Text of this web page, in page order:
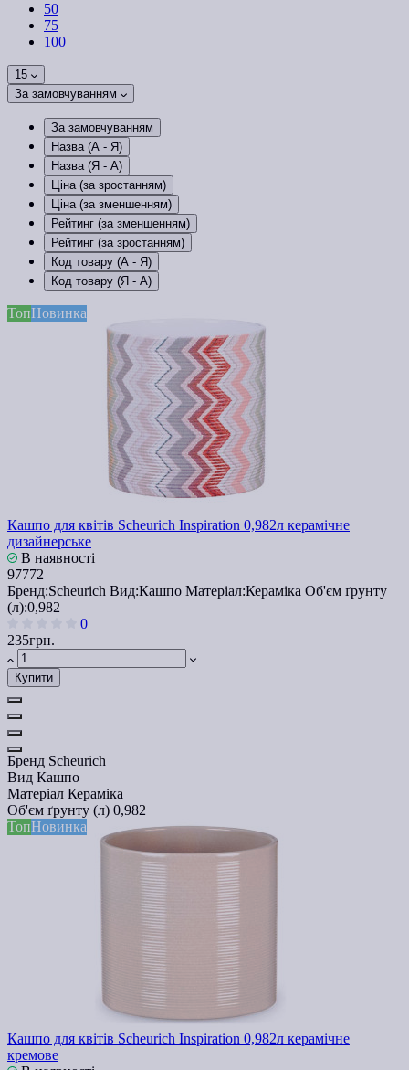
50
75
100
15
За замовчуванням
За замовчуванням
Назва (А - Я)
Назва (Я - А)
Ціна (за зростанням)
Ціна (за зменшенням)
Рейтинг (за зменшенням)
Рейтинг (за зростанням)
Код товару (А - Я)
Код товару (Я - А)
ТопНовинка
Кашпо для квітів Scheurich Inspiration 0,982л керамічне
дизайнерське
В наявності
97772
Бренд:Scheurich Вид:Кашпо Матеріал:Кераміка Об'єм ґрунту
(л):0,982
0
235грн.
Купити
Бренд Scheurich
Вид Кашпо
Матеріал Кераміка
Об'єм ґрунту (л) 0,982
ТопНовинка
Кашпо для квітів Scheurich Inspiration 0,982л керамічне
кремове